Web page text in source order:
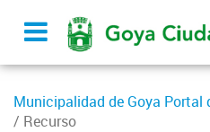
Municipalidad de Goya Portal
/ Recurso